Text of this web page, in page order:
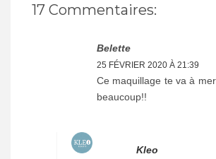
17 Commentaires:
Belette
25 FÉVRIER 2020 À 21:39
Ce maquillage te va à
beaucoup!!
Kleo